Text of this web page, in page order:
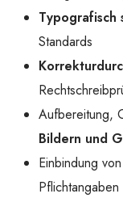
Typografisch
Standards
Aufbereitung,
Bildern und
Einbindung von
Pflichtangaben